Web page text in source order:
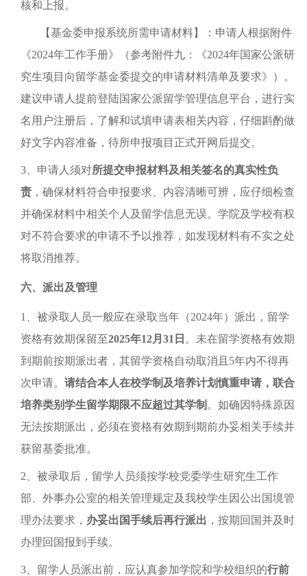
核和上报。
【基金委申报系统所需申请材料】：申请人根据附件
《2024年工作手册》（参考附件九：《2024年国家公派研
究生项目向留学基金委提交的申请材料清单及要求》）。
建议申请人提前登陆国家公派留学管理信息平台，进行实
名用户注册后，了解和试填申请表相关内容，仔细斟酌做
好文字内容准备，待所申报项目正式开网后提交。
3、申请人须对所提交申报材料及相关签名的真实性负
责 ，确保材料符合申报要求、内容清晰可辨，应仔细检查
并确保材料中相关个人及留学信息无误。学院及学校有权
对不符合要求的申请不予以推荐，如发现材料有不实之处
将取消推荐。
六、派出及管理
1、 被录取人员一般应在录取当年（2024年）派出 ，留学
资格有效期保留至2025年12月31日 。未在留学资格有效期
到期前按期派出者，其留学资格自动取消且5年内不得再
次申请。 请结合本人在校学制及培养计划慎重申请，联合
培养类别学生留学期限不应超过其学制 。如确因特殊原因
无法按期派出，必须在资格有效期到期前办妥相关手续并
获留基委批准。
2、被录取后，留学人员须按学校党委学生研究生工作
部、外事办公室的相关管理规定及我校学生因公出国境管
理办法要求， 办妥出国手续后再行派出 ，按期回国并及时
办理回国报到手续。
3、留学人员派出前，应认真参加学院和学校组织的行前